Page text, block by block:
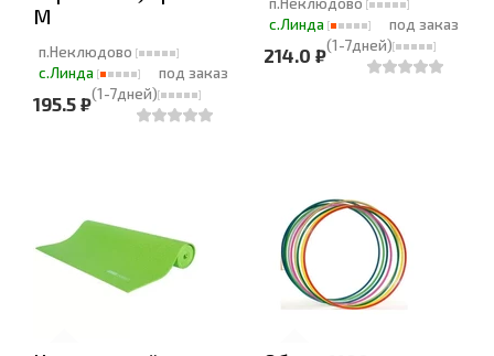
М
п.Неклюдово
с.Линда
под заказ
(1-7дней)
195.5 ₽
с.Линда
под заказ
(1-7дней)
214.0 ₽